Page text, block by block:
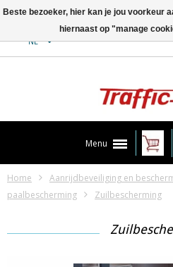
NL
Menu
Home Aanrijdbeveiliging en
paalbescherming
Zuilbescherming
Beste bezoeker, hier kan je jou voorkeur
hiernaast op "manage